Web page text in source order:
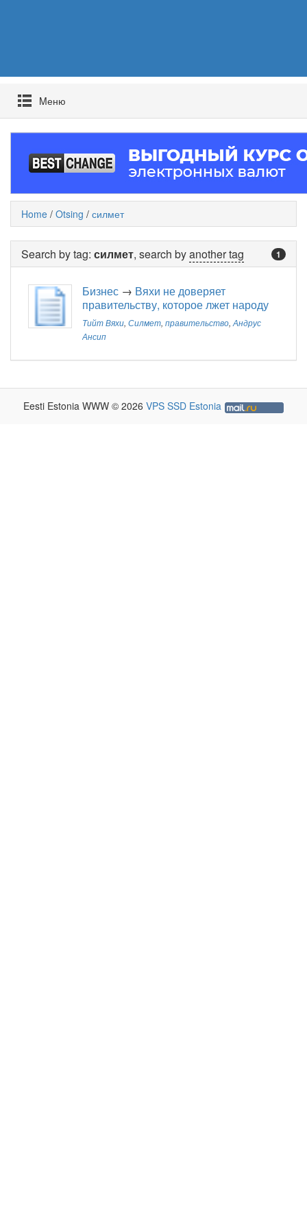
Mеню
Home / Otsing / силмет
1
Search by tag: силмет, search byanother tag
Бизнес → Вяхи не доверяет
правительству, которое лжет народу
Тийт Вяхи, Силмет, правительство,Андрус
Ансип
Eesti Estonia WWW © 2026 VPS SSD Estonia